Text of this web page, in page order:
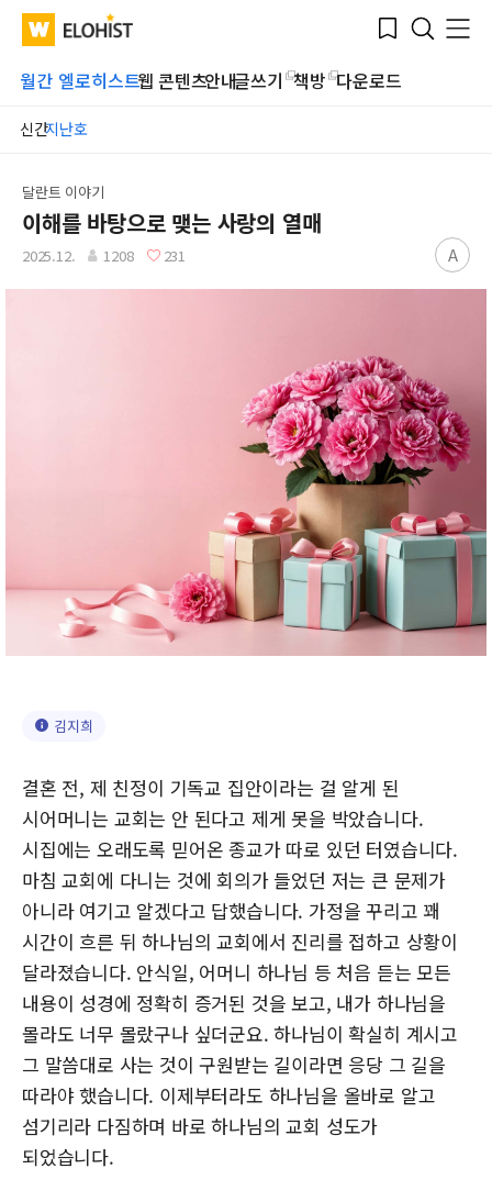
WATV Elohist-
Home
Bookmark
Search
Menu
월간 엘로히스트웹 콘텐츠안내글쓰기 책방 다운로드
신간지난호
Submit
달란트 이야기
이해를 바탕으로 맺는 사랑의 열매
2025.12. 1208 231 A
김지희
결혼 전, 제 친정이 기독교 집안이라는 걸 알게 된
시어머니는 교회는 안 된다고 제게 못을 박았습니다.
시집에는 오래도록 믿어온 종교가 따로 있던 터였습니다.
마침 교회에 다니는 것에 회의가 들었던 저는 큰 문제가
아니라 여기고 알겠다고 답했습니다. 가정을 꾸리고 꽤
시간이 흐른 뒤 하나님의 교회에서 진리를 접하고 상황이
달라졌습니다. 안식일, 어머니 하나님 등 처음 듣는 모든
내용이 성경에 정확히 증거된 것을 보고, 내가 하나님을
몰라도 너무 몰랐구나 싶더군요. 하나님이 확실히 계시고
그 말씀대로 사는 것이 구원받는 길이라면 응당 그 길을
따라야 했습니다. 이제부터라도 하나님을 올바로 알고
섬기리라 다짐하며 바로 하나님의 교회 성도가
되었습니다.